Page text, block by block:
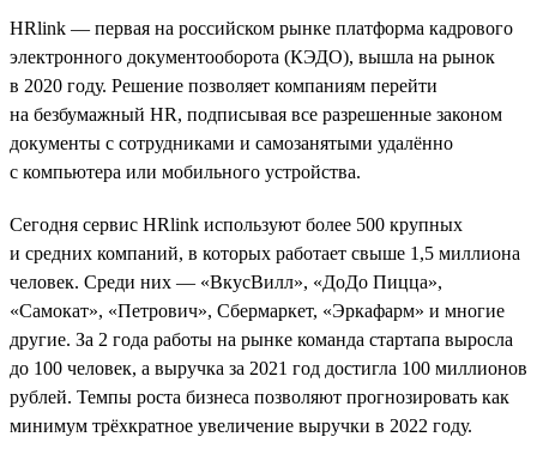
HRlink — первая на российском рынке платформа кадрового
электронного документооборота (КЭДО), вышла на рынок
в 2020 году. Решение позволяет компаниям перейти
на безбумажный HR, подписывая все разрешенные законом
документы с сотрудниками и самозанятыми удалённо
с компьютера или мобильного устройства.
Сегодня сервис HRlink используют более 500 крупных
и средних компаний, в которых работает свыше 1,5 миллиона
человек. Среди них — «ВкусВилл», «ДоДо Пицца»,
«Самокат», «Петрович», Сбермаркет, «Эркафарм» и многие
другие. За 2 года работы на рынке команда стартапа выросла
до 100 человек, а выручка за 2021 год достигла 100 миллионов
рублей. Темпы роста бизнеса позволяют прогнозировать как
минимум трёхкратное увеличение выручки в 2022 году.